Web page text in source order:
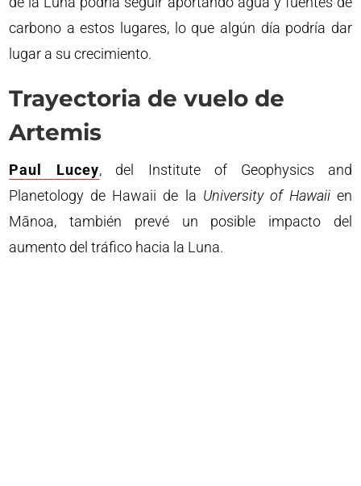
carbono a estos lugares, lo que algún día podría dar
lugar a su crecimiento.
Trayectoria de vuelo de
Artemis
Paul Lucey, del Institute of Geophysics and
Planetology de Hawaii de la University of Hawaiien
Mānoa, también prevé un posible impacto del
aumento del tráfico hacia la Luna.